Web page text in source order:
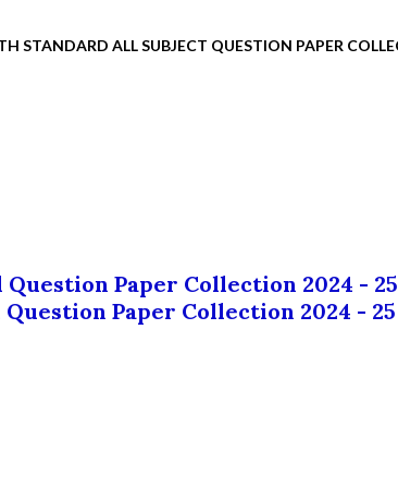
STANDARD ALL SUBJECT QUESTION PAPER
Paper Collection 2024 - 25
Paper Collection 2024 - 25